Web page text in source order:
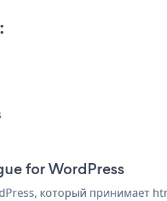
for WordPress
который принимает